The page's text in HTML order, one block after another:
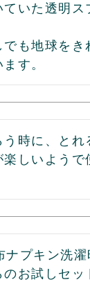
いた透明
も地球を
す。
時に、と
しいよう
プキン洗
のお試しセ